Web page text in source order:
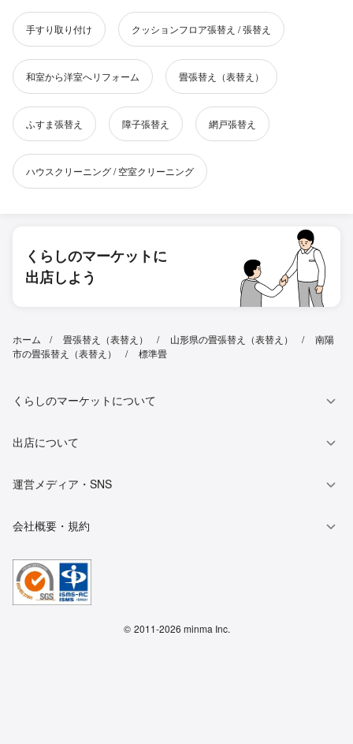
手すり取り付け クッションフロア張替え / 張替え
和室から洋室へリフォーム 畳張替え（表替え）
ふすま張替え 障子張替え 網戸張替え
ハウスクリーニング / 空室クリーニング
くらしのマーケットに
出店しよう
ホーム 畳張替え（表替え） 山形県の畳張替え（表替え）
南陽
市の畳張替え（表替え）
標準畳
くらしのマーケットについて
出店について
運営メディア・SNS
会社概要・規約
© 2011-2026 minma Inc.